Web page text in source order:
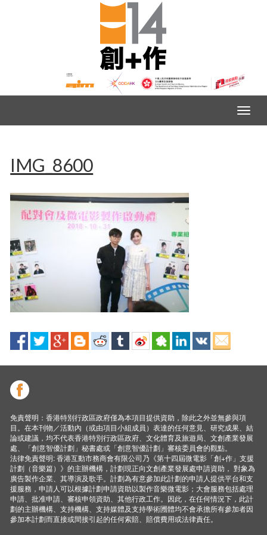
IMG_8600
免責聲明：香港特別行政區政府僅為本項目提供資助，除此之外並無參與項
目。在本刊物／活動內（或由項目小組成員）表達的任何意見、研究成果、結
論或建議，均不代表香港特別行政區政府、文化體育及旅遊局、文創產業發展
處、「創意智優計劃」秘書處或「創意智優計劃」審核委員會的觀點。
法律免責聲明: 香港互動市務商會有限公司乃《第十四屆微電影「創+作」支援
計劃（音樂篇）》的主辦機構，計劃現正向文創產業發展處申請資助， 對象為
廣告製作企業、其導演及歌手。計劃為有意參加此計劃的申請人提供平台和支
援服務，申請人可以根據計劃申請資助以製作音樂微電影；大會服務包括處理
申請、批准申請、審核申領資助、其他行政工作。因此，在任何情況下，此計
劃的主辦機構、支持機構、支持媒體及支持學術圑體均不會承擔所有參加者因
參加本計劃而直接或間接引起的任何索賠、賠償費用或法律責任。